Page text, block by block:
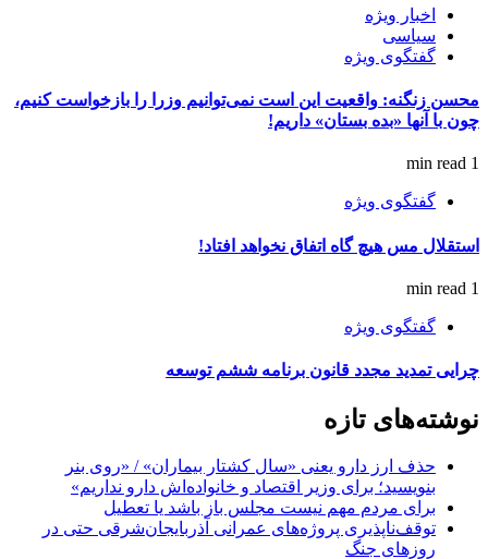
اخبار ویژه
سیاسی
گفتگوی ویژه
محسن زنگنه: واقعیت این است نمی‌توانیم وزرا را بازخواست کنیم،
چون با آنها «بده بستان» داریم!
1 min read
گفتگوی ویژه
استقلال مس هیچ گاه اتفاق نخواهد افتاد!
1 min read
گفتگوی ویژه
چرایی تمدید مجدد قانون برنامه ششم توسعه
نوشته‌های تازه
حذف ارز دارو یعنی «سال کشتار بیماران» / «روی بنر
بنویسید؛ برای وزیر اقتصاد و خانواده‌اش دارو نداریم»
برای مردم مهم نیست مجلس باز باشد یا تعطیل
توقف‌ناپذیری پروژه‌های عمرانی آذربایجان‌شرقی حتی در
روزهای جنگ